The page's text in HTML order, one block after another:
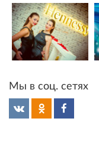
Мы в соц. сетях